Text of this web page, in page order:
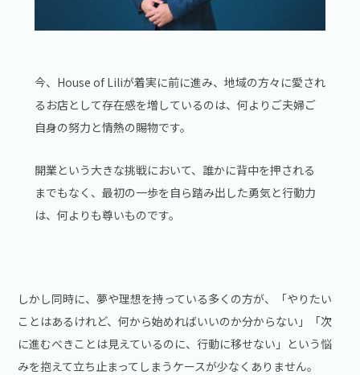
今、House of Liliが着実に前に進み、地域の方々に愛され
るお店として存在感を増しているのは、何よりご夫婦ご
自身の努力と情熱の賜物です。
開業という大きな挑戦において、誰かに背中を押される
までもなく、最初の一歩を自ら踏み出した勇気と行動力
は、何よりも尊いものです。
しかし同時に、夢や理想を持っている多くの方が、「やりたい
ことはあるけれど、何から始めればいいのか分からない」「次
に進むべきことは見えているのに、行動に移せない」という悩
みを抱えて立ち止まってしまうケースが少なくありません。